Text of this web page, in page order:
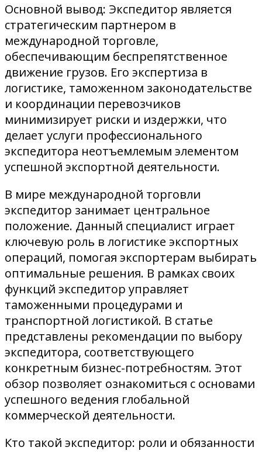
Основной вывод: Экспедитор является
стратегическим партнером в
международной торговле,
обеспечивающим беспрепятственное
движение грузов. Его экспертиза в
логистике, таможенном законодательстве
и координации перевозчиков
минимизирует риски и издержки, что
делает услуги профессионального
экспедитора неотъемлемым элементом
успешной экспортной деятельности.
В мире международной торговли
экспедитор занимает центральное
положение. Данный специалист играет
ключевую роль в логистике экспортных
операций, помогая экспортерам выбирать
оптимальные решения. В рамках своих
функций экспедитор управляет
таможенными процедурами и
транспортной логистикой. В статье
представлены рекомендации по выбору
экспедитора, соответствующего
конкретным бизнес-потребностям. Этот
обзор позволяет ознакомиться с основами
успешного ведения глобальной
коммерческой деятельности.
Кто такой экспедитор: роли и обязанности